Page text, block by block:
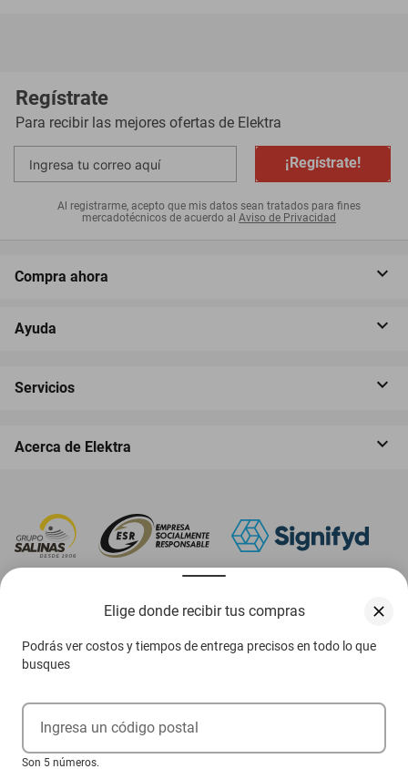
Elige donde recibir tus compras
Podrás ver costos y tiempos de entrega precisos en todo lo que
busques
Ingresa un código postal
Son 5 números.
Regístrate
Para recibir las mejores ofertas de Elektra
¡Regístrate!
Al registrarme, acepto que mis datos sean tratados para fines
mercadotécnicos de acuerdo al Aviso de Privacidad
Compra ahora
Ayuda
Servicios
Acerca de Elektra
Ejerce tus derechos ARCO
Condiciones Venta Digital